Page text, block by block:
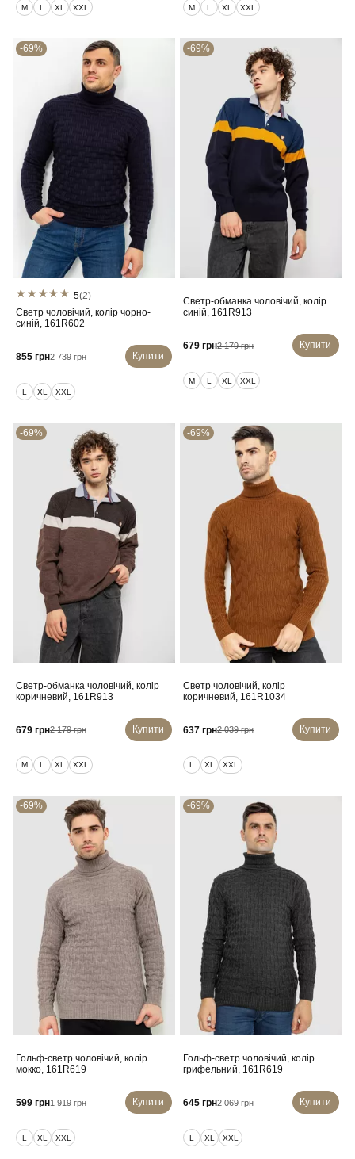
M L XL XXL M L XL XXL
-69%
5(2)
Светр чоловічий, колір чорно-
синій, 161R602
855 грн2 739 грн Купити
L XL XXL
-69%
Светр-обманка чоловічий, колір
синій, 161R913
679 грн2 179 грн Купити
M L XL XXL
-69%
Светр-обманка чоловічий, колір
коричневий, 161R913
679 грн2 179 грн Купити
M L XL XXL
-69%
Светр чоловічий, колір
коричневий, 161R1034
637 грн2 039 грн Купити
L XL XXL
-69%
Гольф-светр чоловічий, колір
мокко, 161R619
599 грн1 919 грн Купити
L XL XXL
-69%
Гольф-светр чоловічий, колір
грифельний, 161R619
645 грн2 069 грн Купити
L XL XXL